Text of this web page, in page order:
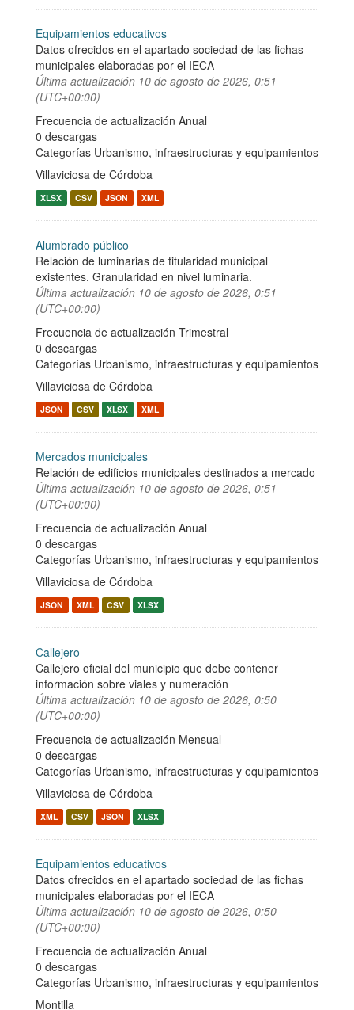
Equipamientos educativos
Datos ofrecidos en el apartado sociedad de las fichas
municipales elaboradas por el IECA
Última actualización 10 de agosto de 2026, 0:51
(UTC+00:00)
Frecuencia de actualización Anual
0 descargas
Categorías Urbanismo, infraestructuras y equipamientos
Villaviciosa de Córdoba
XLSX CSV JSON XML
Alumbrado público
Relación de luminarias de titularidad municipal
existentes. Granularidad en nivel luminaria.
Última actualización 10 de agosto de 2026, 0:51
(UTC+00:00)
Frecuencia de actualización Trimestral
0 descargas
Categorías Urbanismo, infraestructuras y equipamientos
Villaviciosa de Córdoba
JSON CSV XLSX XML
Mercados municipales
Relación de edificios municipales destinados a mercado
Última actualización 10 de agosto de 2026, 0:51
(UTC+00:00)
Frecuencia de actualización Anual
0 descargas
Categorías Urbanismo, infraestructuras y equipamientos
Villaviciosa de Córdoba
JSON XML CSV XLSX
Callejero
Callejero oficial del municipio que debe contener
información sobre viales y numeración
Última actualización 10 de agosto de 2026, 0:50
(UTC+00:00)
Frecuencia de actualización Mensual
0 descargas
Categorías Urbanismo, infraestructuras y equipamientos
Villaviciosa de Córdoba
XML CSV JSON XLSX
Equipamientos educativos
Datos ofrecidos en el apartado sociedad de las fichas
municipales elaboradas por el IECA
Última actualización 10 de agosto de 2026, 0:50
(UTC+00:00)
Frecuencia de actualización Anual
0 descargas
Categorías Urbanismo, infraestructuras y equipamientos
Montilla